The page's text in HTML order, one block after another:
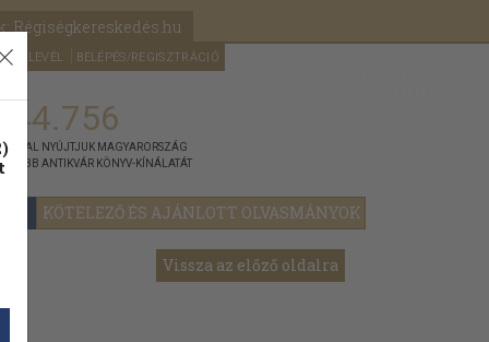
Régiségkereskedés.hu
HÍRLEVÉL BELÉPÉS/REGISZTRÁCIÓ
KÖTELEZŐ ÉS AJÁNLOTT OLVASMÁNYOK
NYÚJTJUK MAGYARORSZÁG
ANTIKVÁR KÖNYV-KÍNÁLATÁT
Vissza az előző oldalra